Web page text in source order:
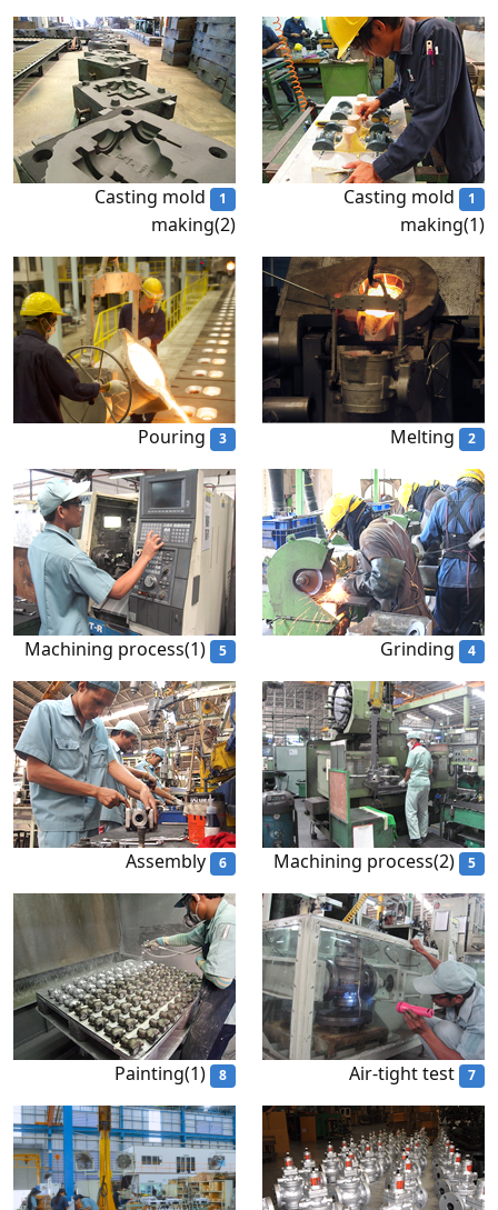
1
Casting mold
making(1)
1
Casting mold
making(2)
2
Melting
3
Pouring
4
Grinding
5
Machining process(1)
5
Machining process(2)
6
Assembly
7
Air-tight test
8
Painting(1)